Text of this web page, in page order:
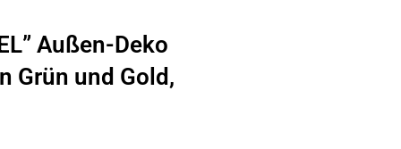
Außen-Deko
Grün und Gold,